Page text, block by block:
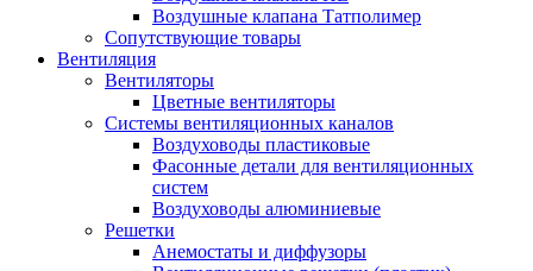
Воздушные клапана Татполимер
Сопутствующие товары
Вентиляция
Вентиляторы
Цветные вентиляторы
Системы вентиляционных каналов
Воздуховоды пластиковые
Фасонные детали для вентиляционных
систем
Воздуховоды алюминиевые
Решетки
Анемостаты и диффузоры